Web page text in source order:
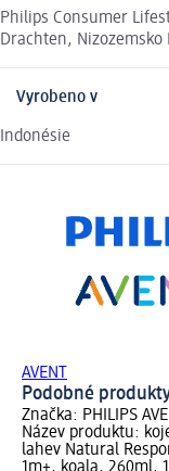
Philips Consumer
Drachten,
Vyrobeno v
Indonésie
AVENT
Podobné
Značka: PHILIPS
Název produktu:
lahev Natural